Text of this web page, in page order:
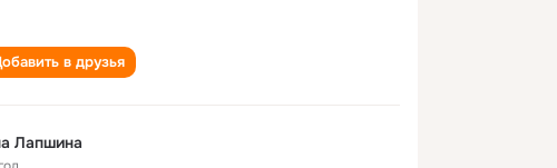
в друзья
Лапшина